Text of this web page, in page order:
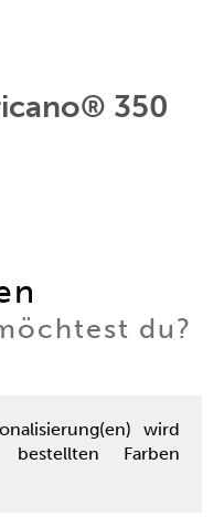
350
du?
wird
Farben